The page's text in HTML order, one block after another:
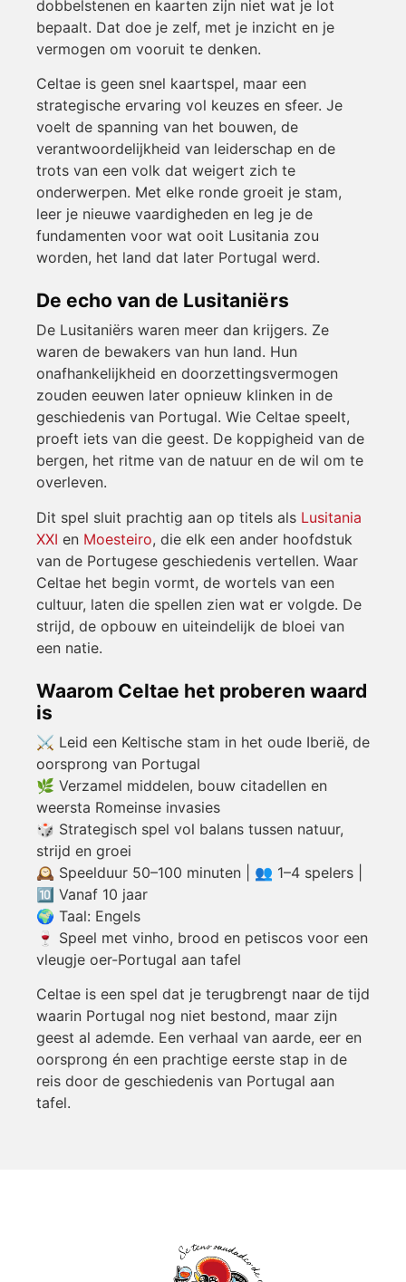
dobbelstenen en kaarten zijn niet wat je lot
bepaalt. Dat doe je zelf, met je inzicht en je
vermogen om vooruit te denken.
Celtae is geen snel kaartspel, maar een
strategische ervaring vol keuzes en sfeer. Je
voelt de spanning van het bouwen, de
verantwoordelijkheid van leiderschap en de
trots van een volk dat weigert zich te
onderwerpen. Met elke ronde groeit je stam,
leer je nieuwe vaardigheden en leg je de
fundamenten voor wat ooit Lusitania zou
worden, het land dat later Portugal werd.
De echo van de Lusitaniërs
De Lusitaniërs waren meer dan krijgers. Ze
waren de bewakers van hun land. Hun
onafhankelijkheid en doorzettingsvermogen
zouden eeuwen later opnieuw klinken in de
geschiedenis van Portugal. Wie Celtae speelt,
proeft iets van die geest. De koppigheid van de
bergen, het ritme van de natuur en de wil om te
overleven.
Dit spel sluit prachtig aan op titels als Lusitania
XXI en Moesteiro, die elk een ander hoofdstuk
van de Portugese geschiedenis vertellen. Waar
Celtae het begin vormt, de wortels van een
cultuur, laten die spellen zien wat er volgde. De
strijd, de opbouw en uiteindelijk de bloei van
een natie.
Waarom Celtae het proberen waard
is
⚔️ Leid een Keltische stam in het oude Iberië, de
oorsprong van Portugal
🌿 Verzamel middelen, bouw citadellen en
weersta Romeinse invasies
🎲 Strategisch spel vol balans tussen natuur,
strijd en groei
🕰️ Speelduur 50–100 minuten | 👥 1–4 spelers |
🔟 Vanaf 10 jaar
🌍 Taal: Engels
🍷 Speel met vinho, brood en petiscos voor een
vleugje oer-Portugal aan tafel
Celtae is een spel dat je terugbrengt naar de tijd
waarin Portugal nog niet bestond, maar zijn
geest al ademde. Een verhaal van aarde, eer en
oorsprong én een prachtige eerste stap in de
reis door de geschiedenis van Portugal aan
tafel.